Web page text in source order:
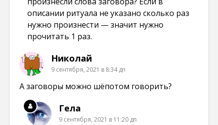
описании ритуала не указано сколько раз
нужно произнести — значит нужно
прочитать 1 раз.
Николай
9 сентября, 2021 в 8:34 дп
А заговоры можно шёпотом говорить?
Гела
9 сентября, 2021 в 11:20 дп